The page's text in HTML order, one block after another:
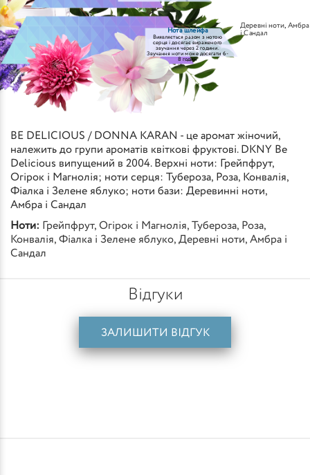
Нота шлейфа
Виявляється разом з нотою
серця і досягає вираженого
звучання через 2 години.
Звучання ноти може досягати 6-
8 годин
Деревні ноти, Амбра
і Сандал
BE DELICIOUS / DONNA KARAN - це аромат жіночий,
належить до групи ароматів квіткові фруктові. DKNY Be
Delicious випущений в 2004. Верхні ноти: Грейпфрут,
Огірок і Магнолія; ноти серця: Тубероза, Роза, Конвалія,
Фіалка і Зелене яблуко; ноти бази: Деревинні ноти,
Амбра і Сандал
Ноти:
Грейпфрут, Огірок і Магнолія, Тубероза, Роза,
Конвалія, Фіалка і Зелене яблуко, Деревні ноти, Амбра і
Сандал
Відгуки
ЗАЛИШИТИ ВІДГУК